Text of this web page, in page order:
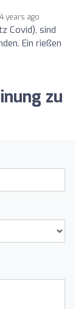
4 years ago
Covid), sind
Ein rießen
zu